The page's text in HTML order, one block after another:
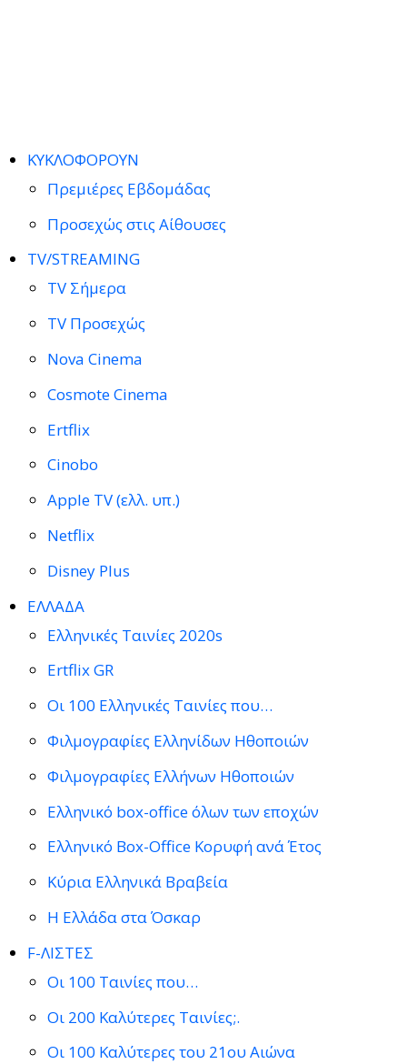
ΚΥΚΛΟΦΟΡΟΥΝ
Πρεμιέρες Εβδομάδας
Προσεχώς στις Αίθουσες
TV/STREAMING
TV Σήμερα
TV Προσεχώς
Nova Cinema
Cosmote Cinema
Ertflix
Cinobo
Apple TV (ελλ. υπ.)
Netflix
Disney Plus
ΕΛΛΑΔΑ
Ελληνικές Ταινίες 2020s
Ertflix GR
Οι 100 Ελληνικές Ταινίες που…
Φιλμογραφίες Ελληνίδων Ηθοποιών
Φιλμογραφίες Ελλήνων Ηθοποιών
Ελληνικό box-office όλων των εποχών
Ελληνικό Box-Office Κορυφή ανά Έτος
Κύρια Ελληνικά Βραβεία
Η Ελλάδα στα Όσκαρ
F-ΛΙΣΤΕΣ
Οι 100 Ταινίες που…
Οι 200 Καλύτερες Ταινίες;.
Οι 100 Καλύτερες του 21ου Αιώνα